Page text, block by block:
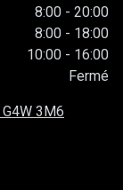
8:00 - 20:00
8:00 - 18:00
10:00 - 16:00
Fermé
G4W 3M6